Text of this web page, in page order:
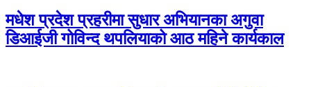
मधेश प्रदेश प्रहरीमा सुधार अभियानका अगुवा
डिआईजी गोविन्द थपलियाको आठ महिने कार्यकाल